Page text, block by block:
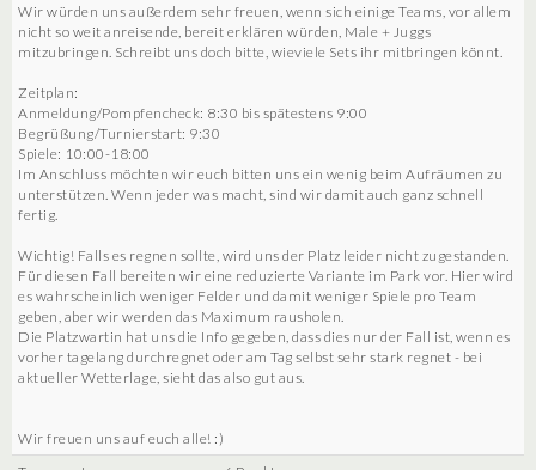
Wir würden uns außerdem sehr freuen, wenn sich einige Teams, vor allem
nicht so weit anreisende, bereit erklären würden, Male + Juggs
mitzubringen. Schreibt uns doch bitte, wieviele Sets ihr mitbringen könnt.
Zeitplan:
Anmeldung/Pompfencheck: 8:30 bis spätestens 9:00
Begrüßung/Turnierstart: 9:30
Spiele: 10:00-18:00
Im Anschluss möchten wir euch bitten uns ein wenig beim Aufräumen zu
unterstützen. Wenn jeder was macht, sind wir damit auch ganz schnell
fertig.
Wichtig! Falls es regnen sollte, wird uns der Platz leider nicht zugestanden.
Für diesen Fall bereiten wir eine reduzierte Variante im Park vor. Hier wird
es wahrscheinlich weniger Felder und damit weniger Spiele pro Team
geben, aber wir werden das Maximum rausholen.
Die Platzwartin hat uns die Info gegeben, dass dies nur der Fall ist, wenn es
vorher tagelang durchregnet oder am Tag selbst sehr stark regnet - bei
aktueller Wetterlage, sieht das also gut aus.
Wir freuen uns auf euch alle! :)